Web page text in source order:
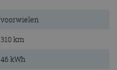
voorwielen
310 km
46 kWh